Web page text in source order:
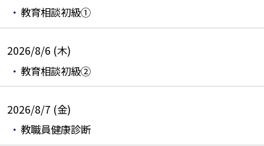
教育相談初級①
2026/8/6 (木)
教育相談初級②
2026/8/7 (金)
教職員健康診断